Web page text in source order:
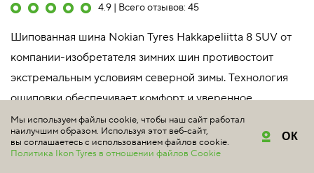
4.9 | Всего отзывов: 45
Шипованная шина Nokian Tyres Hakkapeliitta 8 SUV от
компании-изобретателя зимних шин противостоит
экстремальным условиям северной зимы. Технология
ошиповки обеспечивает комфорт и уверенное
сцеплени...
Подробнее
Мы используем файлы cookie, чтобы наш сайт работал
наилучшим образом. Используя этот веб-сайт,
вы соглашаетесь с использованием файлов cookie.
Политика Ikon Tyres в отношении файлов Cookie
ОК